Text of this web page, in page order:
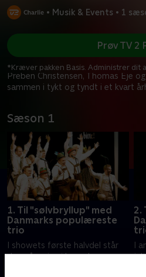
• Musik & Events • 1
Preben Christensen, Thomas Eje
sammen i tykt og tyndt i et kvart
Prøv TV 2
*Kræver pakken Basis. Administrer dit
Sæson 1
1. Til "sølvbryllup" med
Danmarks populæreste
trio
I showets første halvdel står
den på swing i lange baner -
2.
I